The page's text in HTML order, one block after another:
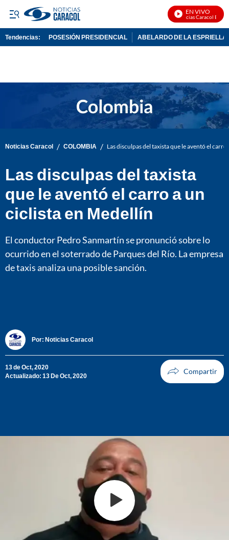
EN VIVO
Noticias Caracol En Vivo
Tendencias: POSESIÓN PRESIDENCIAL ABELARDO DE LA ESPRIELLA
Noticias Caracol / COLOMBIA / Las disculpas del taxista que le aventó el
Las disculpas del taxista
que le aventó el carro a un
ciclista en Medellín
El conductor Pedro Sanmartín se pronunció sobre lo
ocurrido en el soterrado de Parques del Río. La empresa
de taxis analiza una posible sanción.
Por: Noticias Caracol
13 de Oct, 2020
Actualizado: 13 De Oct, 2020